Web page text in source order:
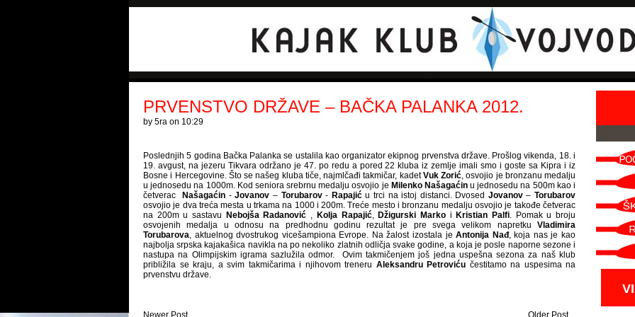
PRVENSTVO DRŽAVE – BAČKA PALANKA 2012.
by 5ra on 10:29
Poslednjih 5 godina Bačka Palanka se ustalila kao organizator ekipnog prvenstva države. Prošlog vikenda, 18. i
19. avgust, na jezeru Tikvara održano je 47. po redu a pored 22 kluba iz zemlje imali smo i goste sa Kipra i iz
Bosne i Hercegovine. Što se našeg kluba tiče, najmlčađi takmičar, kadetVuk Zorić, osvojio je bronzanu medalju
u jednosedu na 1000m. Kod seniora srebrnu medalju osvojio je Milenko Našagaćinu jednosedu na 500m kao i
četverac
Našagaćin -Jovanov – Torubarov- Rapajiću trci na istoj distanci. Dvosed Jovanov–Torubarov
osvojio je dva treća mesta u trkama na 1000 i 200m. Treće mesto i bronzanu medalju osvojio je takođe četverac
na 200m u sastavu
Nebojša Radanović , Kolja Rapajić, Džigurski Markoi Kristian Palfi. Pomak u broju
osvojenih medalja u odnosu na predhodnu godinu rezultat je pre svega velikom napretku Vladimira
Torubarova, aktuelnog dvostrukog vicešampiona Evrope. Na žalost izostala jeAntonija Nađ, koja nas je kao
najbolja srpska kajakašica navikla na po nekoliko zlatnih odličja svake godine, a koja je posle naporne sezone i
nastupa na Olimpijskim igrama sazlužila odmor. Ovim takmičenjem još jedna uspešna sezona za naš klub
približila se kraju, a svim takmičarima i njihovom treneru Aleksandru Petroviću čestitamo na uspesima na
prvenstvu države.
Newer Post Older Post